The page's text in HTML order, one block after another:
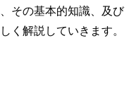
その基本的知識、及び
く解説していきます。